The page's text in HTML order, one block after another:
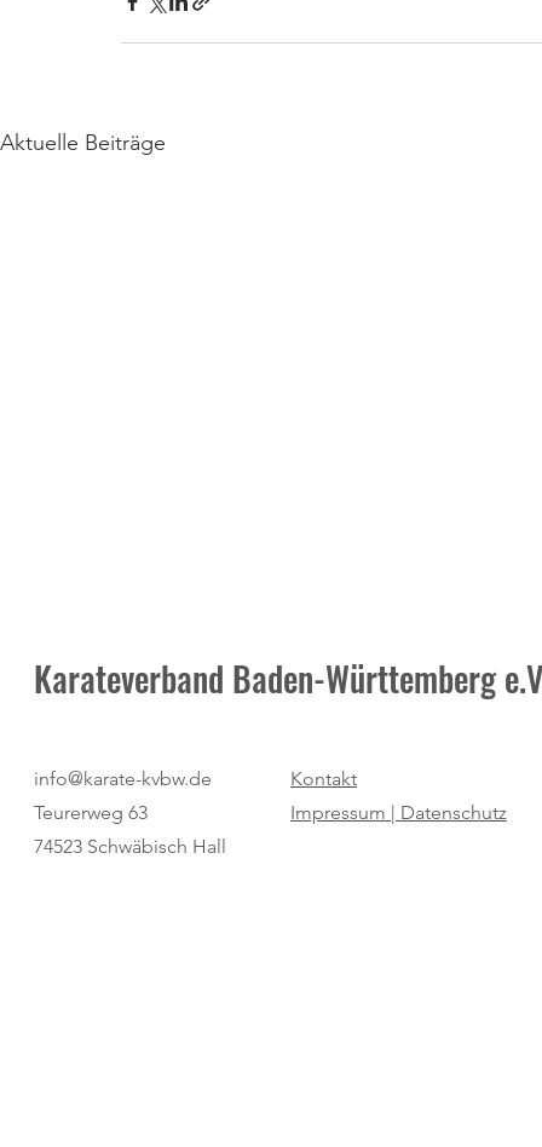
Aktuelle Beiträge
Tobias Himmelsbach ist neuer
Wado-Kai-Prüfer-Referent
Langenauer
Karateverband Baden-Württemberg
info@karate-kvbw.de
Teurerweg 63
74523 Schwäbisch Hall
Kontakt
Impressum | Datenschutz